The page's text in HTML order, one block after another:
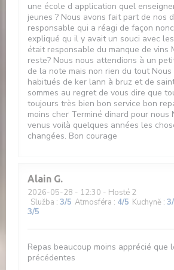
une école d application quel
jeunes ? Nous avons fait part de nos
responsable qui a réagi de façon
expliqué qu il y avait un souci avec
était responsable du manque de vins
reste? Nous nous attendions à un
de la note mais non rien du tout Nous
habitués de ker lann à bruz et de
sommes au regret de vous dire que
toujours très bien bon service bon
moins cher Terminé dinard pour nous
venus voilà quelques années les
changées. Bon courage
Alain G
2026-05-28 - 12:30 - Hosté 2
Služba : 3/5 Atmosféra : 4/5 Kuchyně : 3
3/5
Repas beaucoup moins apprécié que
précédentes